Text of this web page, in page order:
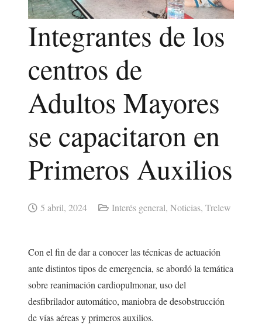
Integrantes de los
centros de
Adultos Mayores
se capacitaron en
Primeros Auxilios
5 abril, 2024 Interés general, Noticias, Trelew
Con el fin de dar a conocer las técnicas de actuación
ante distintos tipos de emergencia, se abordó la temática
sobre reanimación cardiopulmonar, uso del
desfibrilador automático, maniobra de desobstrucción
de vías aéreas y primeros auxilios.